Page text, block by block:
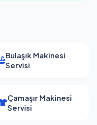
Bulaşık Makinesi
Servisi
Çamaşır Makinesi
Servisi